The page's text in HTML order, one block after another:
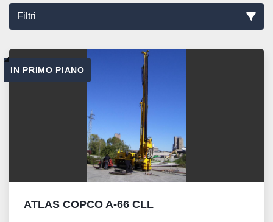
Filtri
Ordina per
IN PRIMO PIANO
ATLAS COPCO A-66 CLL